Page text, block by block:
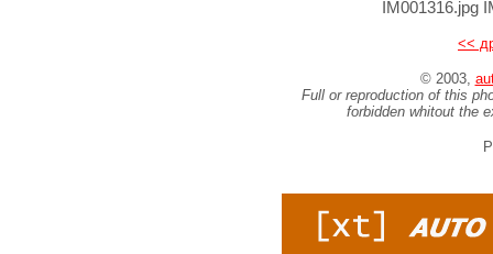
IM001316.jpg
<<
© 2003,
Full or reproduction of this
forbidden whitout the